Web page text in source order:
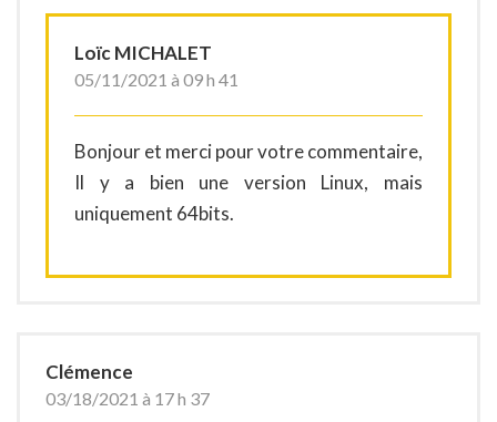
Loïc MICHALET
05/11/2021 à 09 h 41
Bonjour et merci pour votre commentaire,
Il y a bien une version Linux, mais
uniquement 64bits.
Clémence
03/18/2021 à 17 h 37